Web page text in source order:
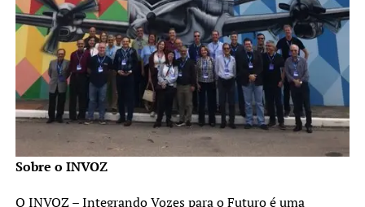
Sobre o INVOZ
O INVOZ – Integrando Vozes para o Futuro é uma